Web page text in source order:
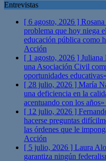
Entrevistas
[ 6 agosto, 2026 ]
problema que hoy niega
educación pública como
Acción
[ 1 agosto, 2026 ] Juliana
una Asociación Civil
oportunidades educativas»
[ 28 julio, 2026 ] María
una deficiencia en la
acentuando con los
[ 12 julio, 2026 ]
hacerse preguntas
las órdenes que le
Acción
[ 5 julio, 2026 ] Laura
garantiza ningún